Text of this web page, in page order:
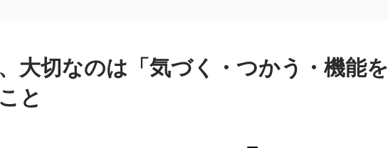
大切なのは「気づく・つかう・機能を
と